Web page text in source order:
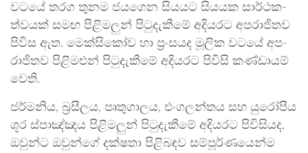
වටයේ තරග තුනම ජය­ගෙන සිය­යට සිය­යක සාර්ථ­ක­
ත්ව­යක් සමඟ පිළි­ම­ලුන් පිටු­දැ­කීමේ අදි­ය­රට අප­රා­ජි­තව
පිවිස ඇත. මෙක්සි­කෝව හා ප්‍රංස­යද මූලික වටයේ අප­
රා­ජි­තව පිළි­ම­ළුන් පිටු­දැ­කීමේ අදි­ය­රට පිවිසි කණ්ඩා­යම්
වෙති.
ජර්ම­නිය, බ්‍රසී­ලය, පෘතු­ගා­ලය, එංග­ල­න්තය සහ යුරෝ­පීය
ශූර ස්පාඤ්ඤය පිළි­ම­ලුන් පිටු­දැ­කීමේ අදි­ය­රට පිවි­සි­යද,
ඔවුන්ට ඔවුන්ගේ දක්ෂතා පිළි­බ­ඳව සම්පූ­ර්ණ­යෙන්ම